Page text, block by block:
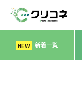
NEW 新着一覧